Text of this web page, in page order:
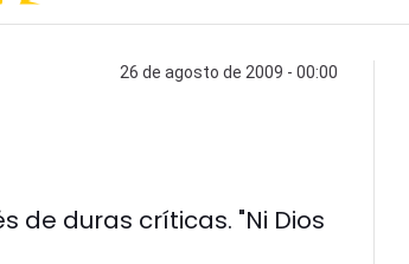
26 de agosto de 2009 - 00:00
de duras críticas. "Ni Dios